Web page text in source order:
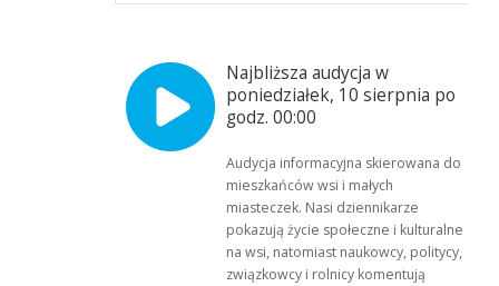
Najbliższa audycja w
poniedziałek, 10 sierpnia po
godz. 00:00
Audycja informacyjna skierowana do
mieszkańców wsi i małych
miasteczek. Nasi dziennikarze
pokazują życie społeczne i kulturalne
na wsi, natomiast naukowcy, politycy,
związkowcy i rolnicy komentują